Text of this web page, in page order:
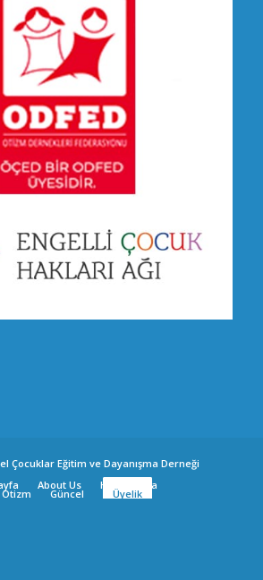
Çocuklar Eğitim ve Dayanışma Derneği
About Us Hakkımızda
Otizm Güncel Üyelik